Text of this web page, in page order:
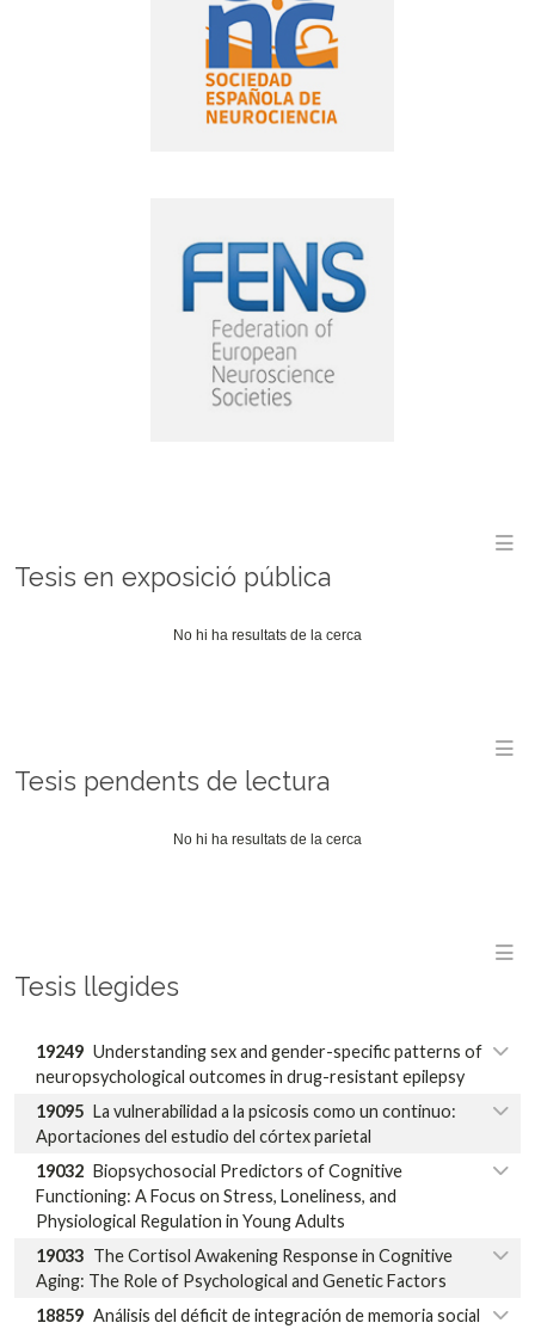
Tesis en exposició pública
No hi ha resultats de la cerca
Tesis pendents de lectura
No hi ha resultats de la cerca
Tesis llegides
19249 Understanding sex and gender-specific patterns of
neuropsychological outcomes in drug-resistant epilepsy
19095 La vulnerabilidad a la psicosis como un continuo:
Aportaciones del estudio del córtex parietal
19032 Biopsychosocial Predictors of Cognitive
Functioning: A Focus on Stress, Loneliness, and
Physiological Regulation in Young Adults
19033 The Cortisol Awakening Response in Cognitive
Aging: The Role of Psychological and Genetic Factors
18859 Análisis del déficit de integración de memoria social